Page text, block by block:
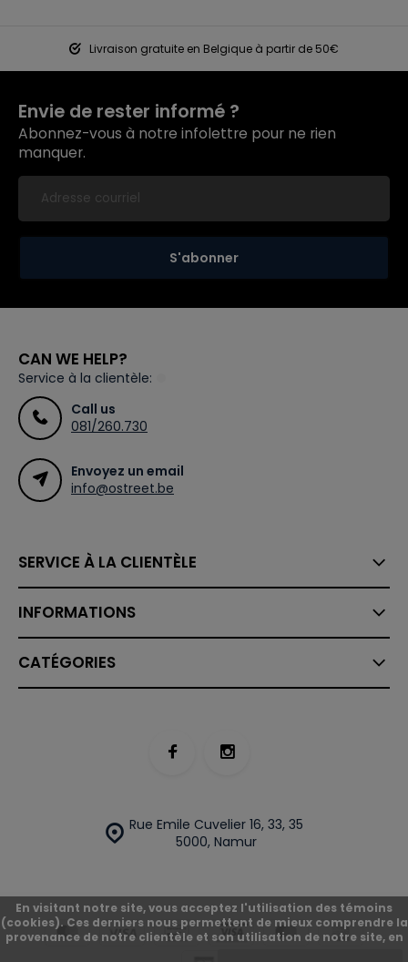
Livraison gratuite en Belgique à partir de 50€
Envie de rester informé ?
Abonnez-vous à notre infolettre pour ne rien
manquer.
S'abonner
CAN WE HELP?
Service à la clientèle:
Call us
081/260.730
Envoyez un email
info@ostreet.be
SERVICE À LA CLIENTÈLE
INFORMATIONS
CATÉGORIES
Rue Emile Cuvelier 16, 33, 35
5000, Namur
En visitant notre site, vous acceptez l'utilisation des témoins
(cookies). Ces derniers nous permettent de mieux comprendre la
provenance de notre clientèle et son utilisation de notre site, en